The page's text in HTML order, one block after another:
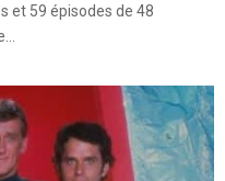
et 59 épisodes de 48